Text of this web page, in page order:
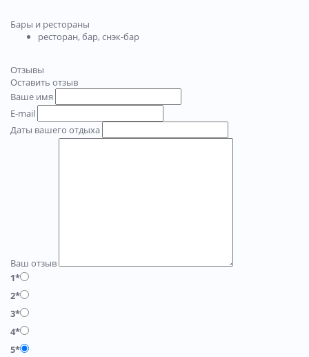
Бары и рестораны
ресторан, бар, снэк-бар
Отзывы
Оставить отзыв
Ваше имя
E-mail
Даты вашего отдыха
Ваш отзыв
1*
2*
3*
4*
5*